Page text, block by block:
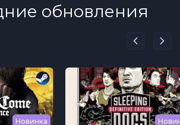
обновления
Новинка